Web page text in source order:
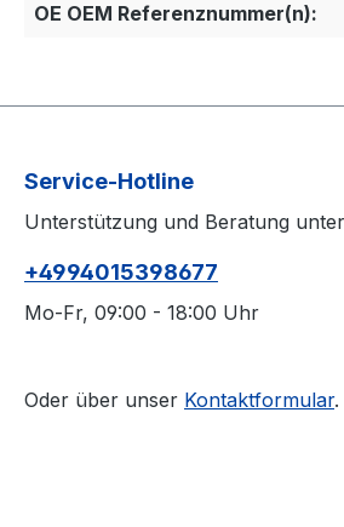
OE OEM Referenznummer(n):
Service-Hotline
Unterstützung und Beratung
+4994015398677
Mo-Fr, 09:00 - 18:00 Uhr
Oder über unser Kontaktformular.